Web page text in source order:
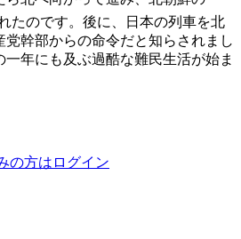
たのです。後に、日本の列車を北
幹部からの命令だと知らされまし
年にも及ぶ過酷な難民生活が始ま
の方はログイン